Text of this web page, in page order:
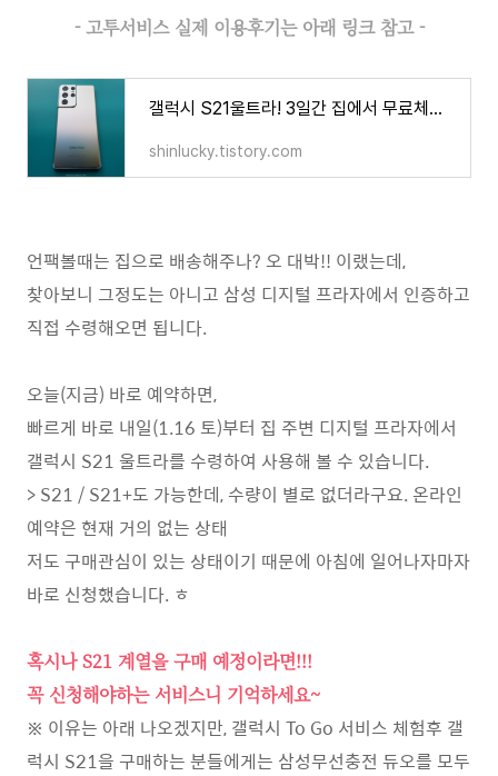
- 고투서비스 실제 이용후기는 아래 링크 참고 -
갤럭시 S21울트라! 3일간 집에서 무료체험가능한 투고서비스 이용후기
shinlucky.tistory.com
언팩볼때는 집으로 배송해주나? 오 대박!! 이랬는데,
찾아보니 그정도는 아니고 삼성 디지털 프라자에서 인증하고
직접 수령해오면 됩니다.
오늘(지금) 바로 예약하면,
빠르게 바로 내일(1.16 토)부터 집 주변 디지털 프라자에서
갤럭시 S21 울트라를 수령하여 사용해 볼 수 있습니다.
> S21 / S21+도 가능한데, 수량이 별로 없더라구요. 온라인
예약은 현재 거의 없는 상태
저도 구매관심이 있는 상태이기 때문에 아침에 일어나자마자
바로 신청했습니다. ㅎ
혹시나 S21 계열을 구매 예정이라면!!!
꼭 신청해야하는 서비스니 기억하세요~
※ 이유는 아래 나오겠지만, 갤럭시 To Go 서비스 체험후 갤
럭시 S21을 구매하는 분들에게는 삼성무선충전 듀오를 모두